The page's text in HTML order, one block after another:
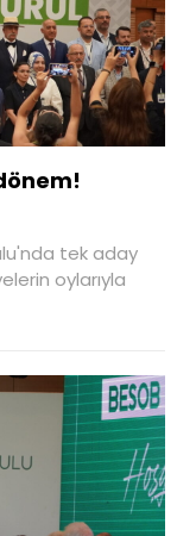
tek aday
oylarıyla